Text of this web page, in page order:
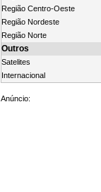
Região Centro-Oeste
Região Nordeste
Região Norte
Outros
Satelites
Internacional
Anúncio: